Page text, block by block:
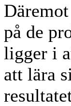
på de
ligger i
att lära